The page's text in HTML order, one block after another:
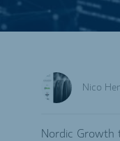
Nico
Nordic Growth